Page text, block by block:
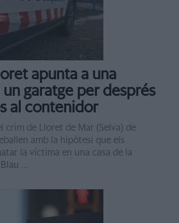
apunta a una
garatge per després
al contenidor
crim de Lloret de Mar (Selva) de
amb la hipòtesi que els
la víctima en una casa de la
...